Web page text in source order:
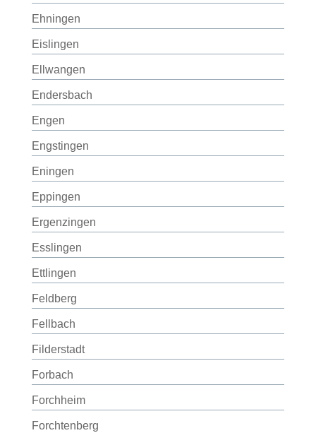
Ehningen
Eislingen
Ellwangen
Endersbach
Engen
Engstingen
Eningen
Eppingen
Ergenzingen
Esslingen
Ettlingen
Feldberg
Fellbach
Filderstadt
Forbach
Forchheim
Forchtenberg